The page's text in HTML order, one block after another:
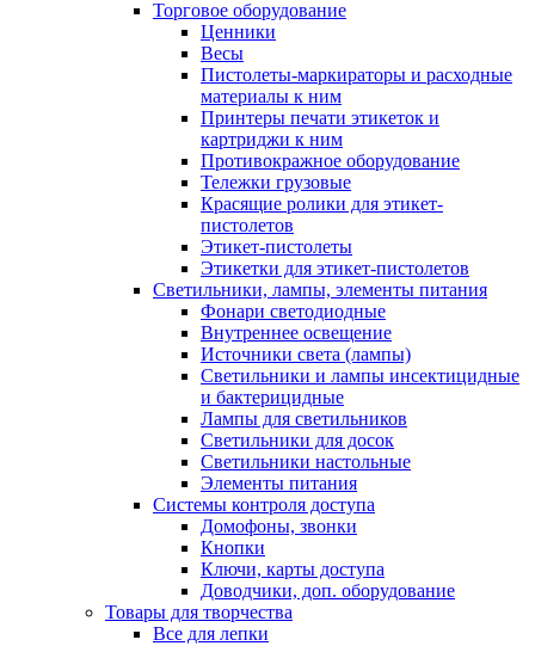
Торговое оборудование
Ценники
Весы
Пистолеты-маркираторы и расходные
материалы к ним
Принтеры печати этикеток и
картриджи к ним
Противокражное оборудование
Тележки грузовые
Красящие ролики для этикет-
пистолетов
Этикет-пистолеты
Этикетки для этикет-пистолетов
Светильники, лампы, элементы питания
Фонари светодиодные
Внутреннее освещение
Источники света (лампы)
Светильники и лампы инсектицидные
и бактерицидные
Лампы для светильников
Светильники для досок
Светильники настольные
Элементы питания
Системы контроля доступа
Домофоны, звонки
Кнопки
Ключи, карты доступа
Доводчики, доп. оборудование
Товары для творчества
Все для лепки